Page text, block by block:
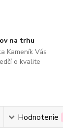
na trhu
Kameník Vás
o kvalite
Hodnotenie